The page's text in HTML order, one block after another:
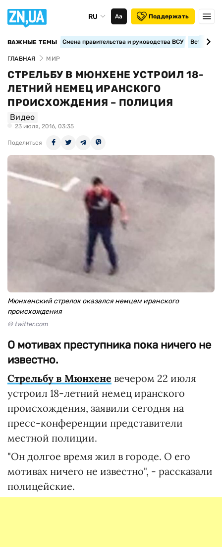
RU Аа Поддержать
ВАЖНЫЕ ТЕМЫ Смена правительства и руководства ВСУ
ГЛАВНАЯ МИР
СТРЕЛЬБУ В МЮНХЕНЕ УСТРОИЛ 18-
ЛЕТНИЙ НЕМЕЦ ИРАНСКОГО
ПРОИСХОЖДЕНИЯ – ПОЛИЦИЯ
Видео
23 июля, 2016, 03:35
Поделиться
Мюнхенский стрелок оказался немцем иранского
происхождения
© twitter.com
О мотивах преступника пока ничего не
известно.
Стрельбу в Мюнхене вечером 22 июля
устроил 18-летний немец иранского
происхождения, заявили сегодня на
пресс-конференции представители
местной полиции.
"Он долгое время жил в городе. О его
мотивах ничего не известно", - рассказали
полицейские.